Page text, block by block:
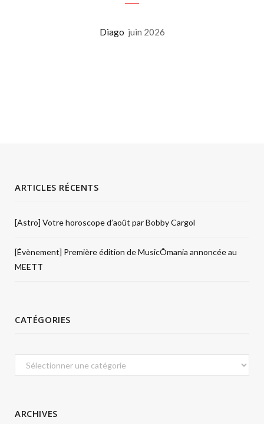
Diago juin 2026
ARTICLES RÉCENTS
[Astro] Votre horoscope d’août par Bobby Cargol
[Évènement] Première édition de MusicÔmania annoncée au
MEETT
CATÉGORIES
Catégories
ARCHIVES